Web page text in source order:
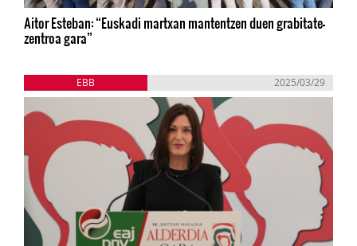
Aitor Esteban: “Euskadi martxan mantentzen duen grabitate-
zentroa gara”
EBB 2025/03/29